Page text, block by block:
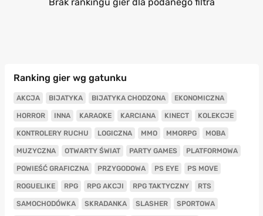
Brak rankingu gier dla podanego filtra
Ranking gier wg gatunku
AKCJA BIJATYKA BIJATYKA CHODZONA EKONOMICZNA
HORROR INNA KARAOKE KARCIANA KINECT KOLEKCJE
KONTROLERY RUCHU LOGICZNA MMO MMORPG MOBA
MUZYCZNA OTWARTY ŚWIAT PARTY GAMES PLATFORMOWA
POWIEŚĆ GRAFICZNA PRZYGODOWA PS EYE PS MOVE
ROGUELIKE RPG RPG AKCJI RPG TAKTYCZNY RTS
SAMOCHODÓWKA SKRADANKA SLASHER SPORTOWA